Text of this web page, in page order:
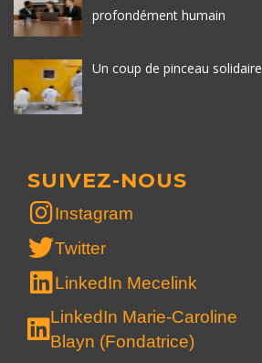
profondément humain
Un coup de pinceau solidaire
SUIVEZ-NOUS
Instagram
Twitter
LinkedIn Mecelink
LinkedIn Marie-Caroline
Blayn (Fondatrice)